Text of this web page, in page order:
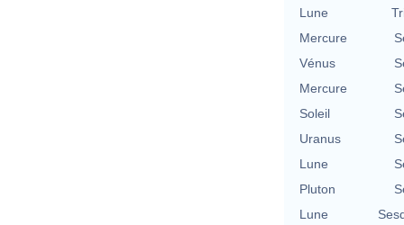
Lune
Mercure
Vénus
Mercure
Soleil
Uranus
Lune
Pluton
Lune